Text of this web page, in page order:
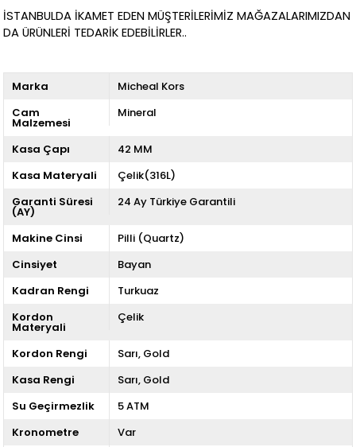
İSTANBULDA İKAMET EDEN MÜŞTERİLERİMİZ MAĞAZALARIMIZDAN
DA ÜRÜNLERİ TEDARİK EDEBİLİRLER..
Marka
Micheal Kors
Cam
Malzemesi
Mineral
Kasa Çapı
42 MM
Kasa Materyali
Çelik(316L)
Garanti Süresi
(AY)
24 Ay Türkiye Garantili
Makine Cinsi
Pilli (Quartz)
Cinsiyet
Bayan
Kadran Rengi
Turkuaz
Kordon
Materyali
Çelik
Kordon Rengi Sarı Gold
Kasa Rengi
Sarı Gold
Su Geçirmezlik
5 ATM
Kronometre
Var